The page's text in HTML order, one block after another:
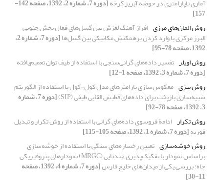
آماری ناپارامتری در حوضه آبریز کرخه [دوره 7، شماره 2، 1392، صفحه 142-
157]
روش المان‌های مرزی افراز آهنگ لغزش بین گسل‌ها‌‌ی فعال بخش جنوبی
البرز مرکزی با وارد کردن برهمکنش مکانیکی بین گسل‌ها‌‌ [دوره 7، شماره 2،
1392، صفحه 78-95]
روش اویلر تفسیر داده‌‌های گرانی‌سنجی با استفاده از طیف توان تعمیم‌یافته
[دوره 7، شماره 3، 1392، صفحه 1-12]
روش بیزی معکوس‌سازی پارامترهای مدل کول-کول با استفاده از الگوریتم
شبیه‌سازی بازپخت برای داده‌های قطبش القایی طیفی (SIP) [دوره 7، شماره
3، 1392، صفحه 78-92]
روش تکرار ادامة فروسوی داده‌های گرانی با استفاده از روش تکرار و تبدیل
فوریه[دوره 7، شماره 1، 1392، صفحه 105-115]
روش خوشه‌سازی تعیین رخساره‌‌‌‌های سنگی با استفاده از خوشه‌سازی
براساس نمودار با تفکیک‌پذیری چندتایی (MRGC) نمودار‌‌های پتروفیزیکی
چاه: بررسی یکی از میدان‌‌‌های خلیج فارس [دوره 7، شماره 4، 1392، صفحه
11-30]